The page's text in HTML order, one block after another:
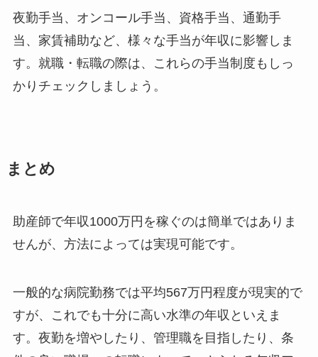
夜勤手当、オンコール手当、資格手当、通勤手
当、家賃補助など、様々な手当が年収に影響しま
す。就職・転職の際は、これらの手当制度もしっ
かりチェックしましょう。
まとめ
助産師で年収1000万円を稼ぐのは簡単ではありま
せんが、方法によっては実現可能です。
一般的な病院勤務では平均567万円程度が現実的で
すが、これでも十分に高い水準の年収といえま
す。夜勤を増やしたり、管理職を目指したり、条